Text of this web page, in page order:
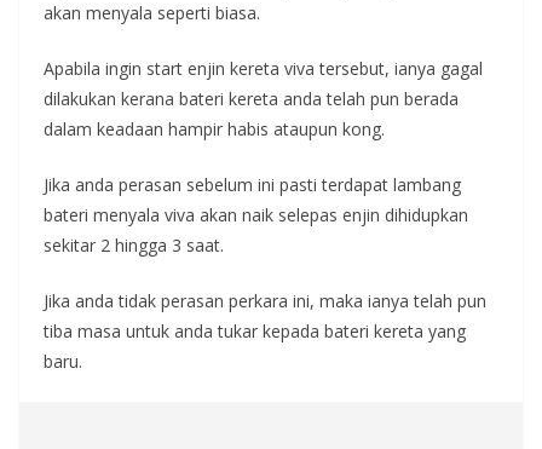
akan menyala seperti biasa.
Apabila ingin start enjin kereta viva tersebut, ianya gagal
dilakukan kerana bateri kereta anda telah pun berada
dalam keadaan hampir habis ataupun kong.
Jika anda perasan sebelum ini pasti terdapat lambang
bateri menyala viva akan naik selepas enjin dihidupkan
sekitar 2 hingga 3 saat.
Jika anda tidak perasan perkara ini, maka ianya telah pun
tiba masa untuk anda tukar kepada bateri kereta yang
baru.